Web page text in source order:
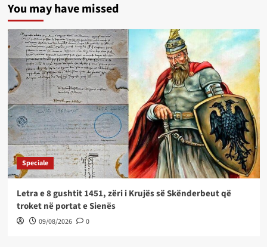
You may have missed
Speciale
Letra e 8 gushtit 1451, zëri i Krujës së Skënderbeut që
troket në portat e Sienës
09/08/2026 0